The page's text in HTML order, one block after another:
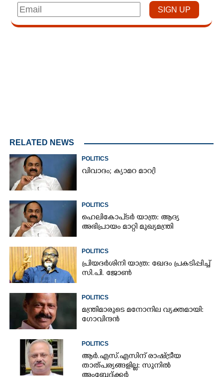
RELATED NEWS
POLITICS
വിവാദം; ക്യാമറ മാറ്രി
POLITICS
ഹെലികോപ്ടർ യാത്ര: ആദ്യ
അഭിപ്രായം മാറ്റി മുഖ്യമന്ത്രി
POLITICS
പ്രിയദർശിനി യാത്ര: ഖേദം പ്രകടിപ്പിച്ച്
സി.പി. ജോൺ
POLITICS
മന്ത്രിമാരുടെ മനോനില വ്യക്തമായി:
ഗോവിന്ദൻ
POLITICS
ആർ.എസ്.എസിന് രാഷ്ട്രീയ
താത്പര്യങ്ങളില്ല: സുനിൽ